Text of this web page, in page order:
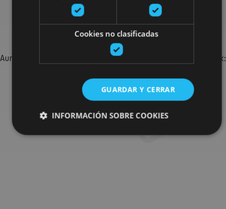
Bilatu plan gehiago
Aurkitu zure bidaia Nafarroan osatzeko planak eta iradokizunak:
garrantzitsuenak.
Joan planen bilatzailera
Cookies no clasificadas
GUARDAR Y CERRAR
INFORMACIÓN SOBRE COOKIES